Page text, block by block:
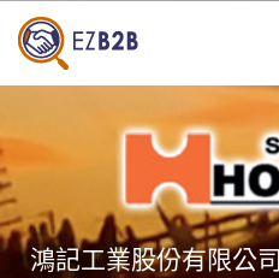
鴻記工業股份有限公司